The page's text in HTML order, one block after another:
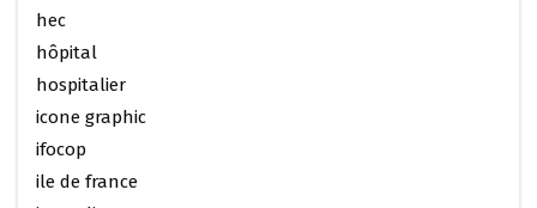
hec
hôpital
hospitalier
icone graphic
ifocop
ile de france